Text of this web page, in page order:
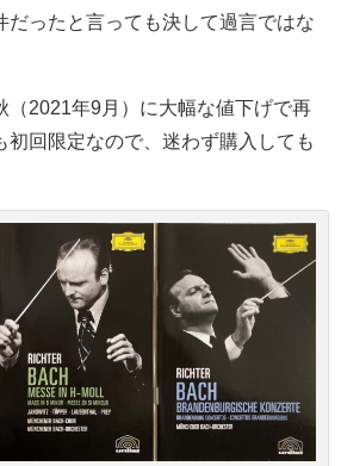
だったと言っても決して過言ではな
（2021年9月）に大幅な値下げで再
初回限定なので、迷わず購入しても